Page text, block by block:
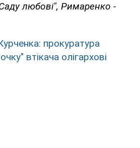
любові", Римаренко -
прокуратура
втікача олігархові